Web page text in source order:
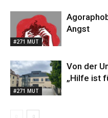
#271 MUT
Angst
#271 MUT
Von der
„Hilfe ist